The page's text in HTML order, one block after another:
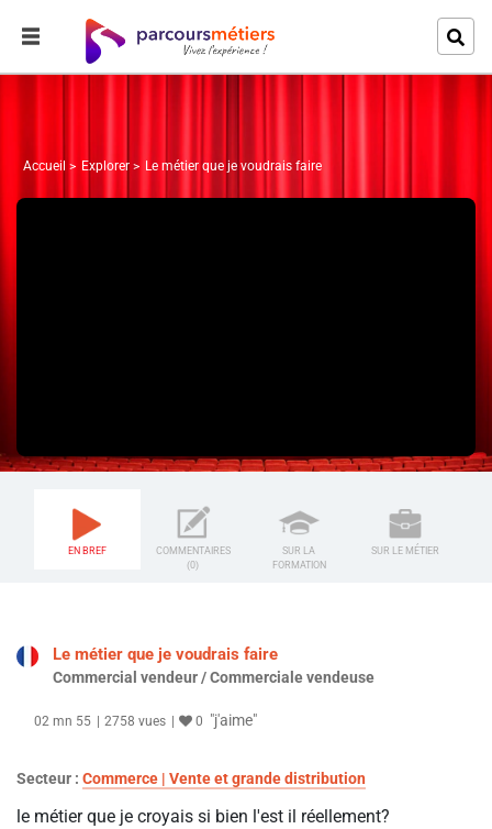
Accueil Explorer Le métier que je voudrais faire
EN BREF
COMMENTAIRES
(0)
SUR LA
FORMATION
SUR LE MÉTIER
Le métier que je voudrais faire
Commercial vendeur / Commerciale vendeuse
02 mn 55 2758 vues 0 "j'aime"
Secteur : Commerce | Vente et grande distribution
le métier que je croyais si bien l'est il réellement?